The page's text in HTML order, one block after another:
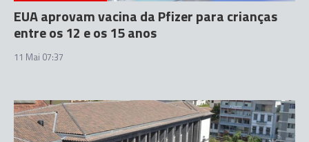
EUA aprovam vacina da Pfizer para crianças
entre os 12 e os 15 anos
11 Mai 07:37